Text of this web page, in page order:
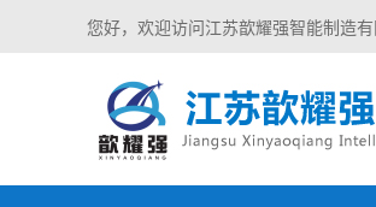
您好，欢迎访问江苏歆耀强智能制造